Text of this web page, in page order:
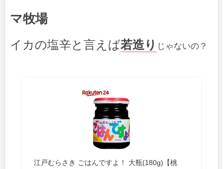
マ牧場
イカの塩辛と言えば若造り じゃないの？
江戸むらさき ごはんですよ！ 大瓶(180g)【桃